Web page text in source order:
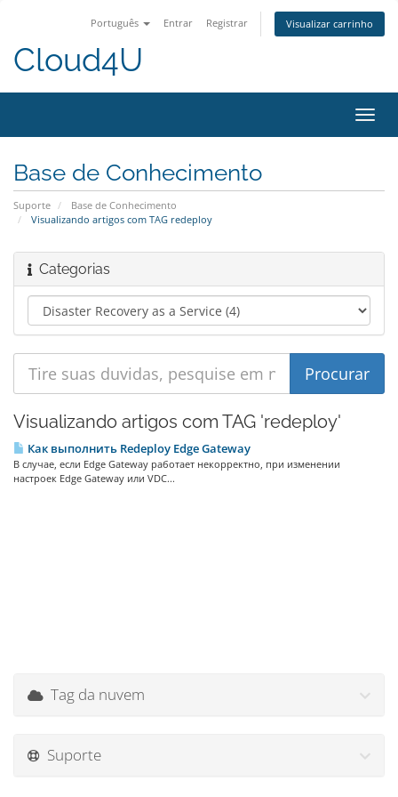
Português Entrar Registrar Visualizar carrinho
Cloud4U
Base de Conhecimento
Suporte
Base de Conhecimento
Visualizando artigos com TAG redeploy
Categorias
Visualizando artigos com TAG 'redeploy'
Как выполнить Redeploy Edge Gateway
В случае, если Edge Gateway работает некорректно, при изменении
настроек Edge Gateway или VDC...
Tag da nuvem
Suporte